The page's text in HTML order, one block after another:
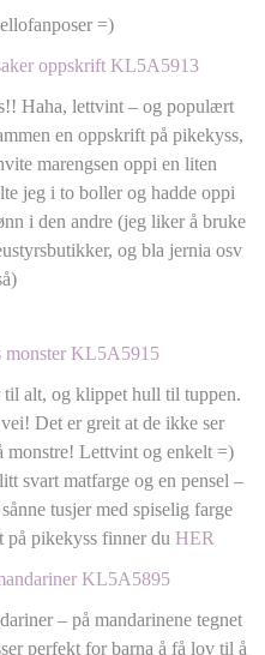
=)
Haha, lettvint – og populært
en oppskrift på pikekyss,
marengsen oppi en liten
jeg i to boller og hadde oppi
i den andre (jeg liker å bruke
og bla jernia osv
til alt, og klippet hull til tuppen.
Det er greit at de ikke ser
monstre! Lettvint og enkelt =)
svart matfarge og en pensel –
tusjer med spiselig farge
på pikekyss finner du HER
– på mandarinene tegnet
perfekt for barna å få lov til å